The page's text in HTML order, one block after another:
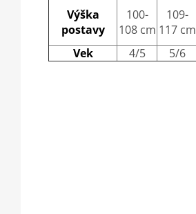
Výška
postavy
100-
108 cm
109-
117 cm
Vek 4/5 5/6